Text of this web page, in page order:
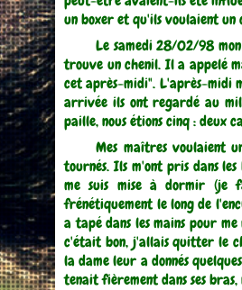
un boxer et qu'ils voulaient un
Le samedi 28/02/98
trouve un chenil. Il a appelé
cet après-midi". L'après-midi
arrivée ils ont regardé au
paille, nous étions cinq : deux
Mes maîtres voulaient
tournés. Ils m'ont pris dans
me suis mise à dormir (je
frénétiquement le long de
a tapé dans les mains pour
c'était bon, j'allais quitter le
la dame leur a donnés
tenait fièrement dans ses